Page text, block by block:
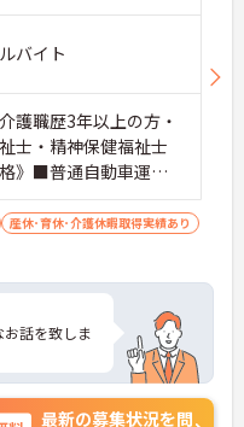
バイト
護職歴3年以上の方・
士・精神保健福祉士
》■普通自動車運転
産休･育休･介護休暇取得実績あり
話を致しま
最新の募集状況を問